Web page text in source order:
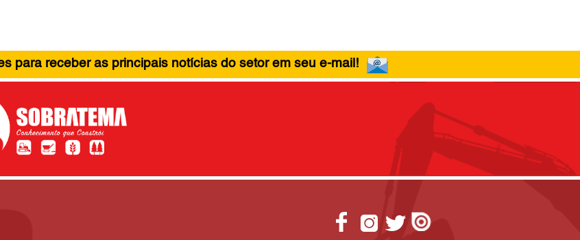
para receber as principais notícias do setor em seu e-mail!